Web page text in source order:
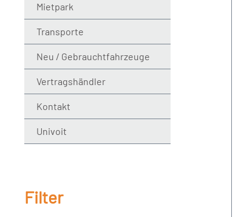
Mietpark
Transporte
Neu / Gebrauchtfahrzeuge
Vertragshändler
Kontakt
Univoit
Filter